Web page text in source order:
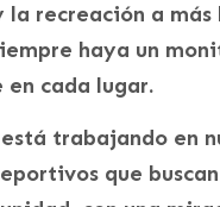
recreación a más
haya un
en cada lugar.
trabajando en
que